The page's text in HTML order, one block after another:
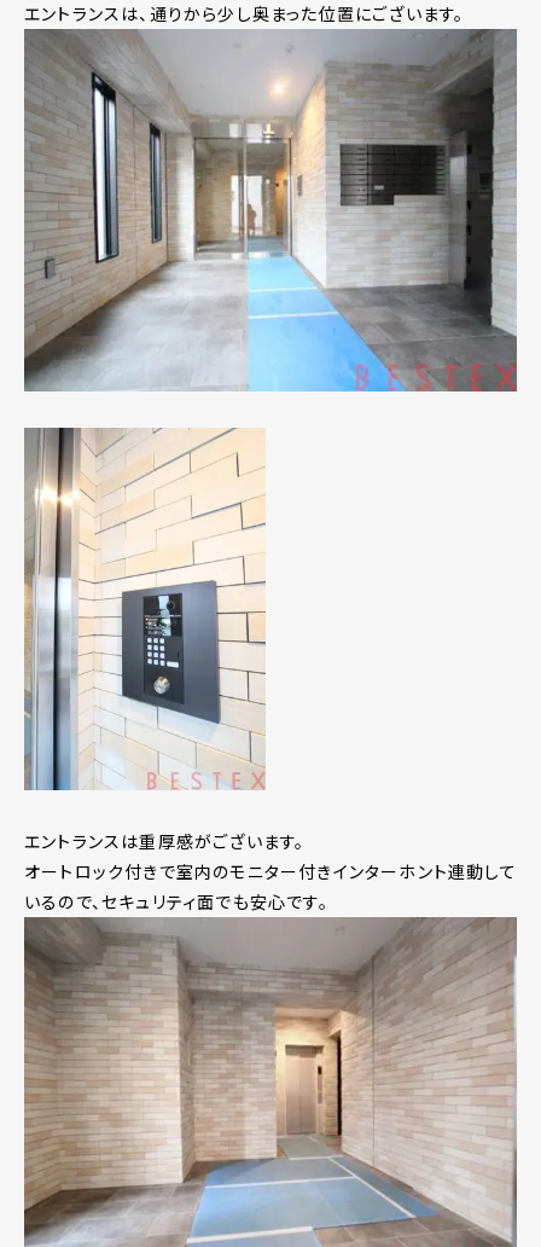
エントランスは、通りから少し奥まった位置にございます。
エントランスは重厚感がございます。
オートロック付きで室内のモニター付きインターホント連動して
いるので、セキュリティ面でも安心です。